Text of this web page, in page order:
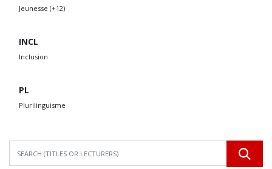
Jeunesse (+12)
INCL
Inclusion
PL
Plurilinguisme